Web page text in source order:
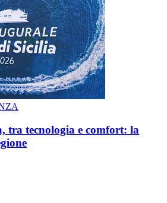
tra tecnologia e comfort: la